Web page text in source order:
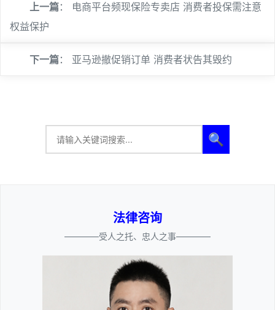
上一篇： 电商平台频现保险专卖店 消费者投保需注意
权益保护
下一篇： 亚马逊撤促销订单 消费者状告其毁约
🔍
法律咨询
————受人之托、忠人之事————